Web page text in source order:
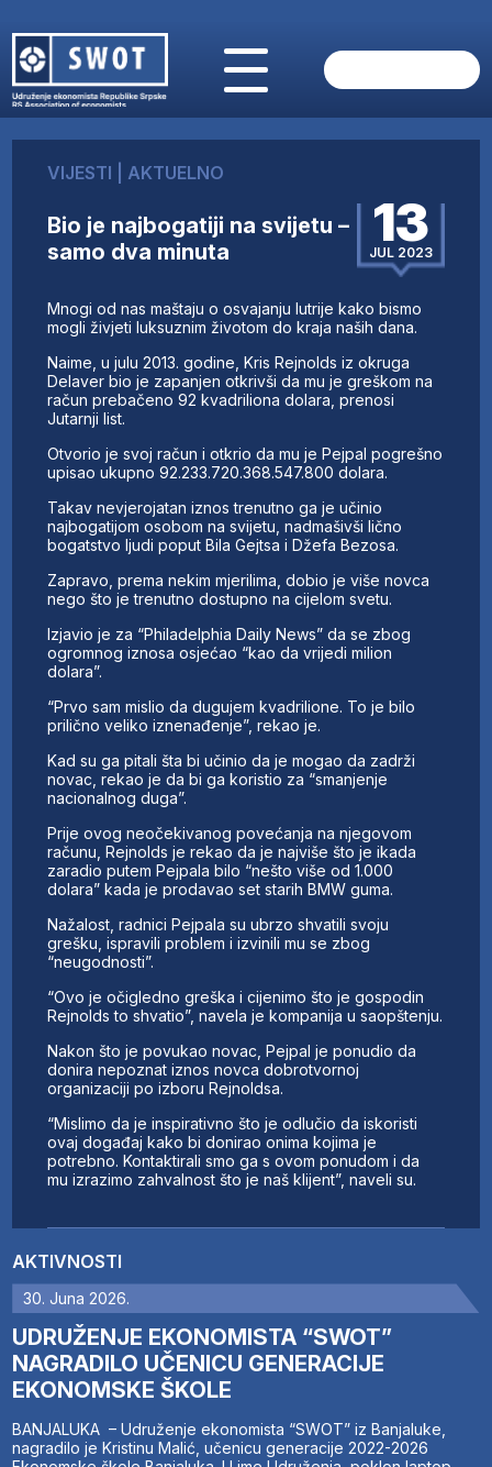
O NAMA
AKTUELNO
ANALIZE
FINANSIJE
IZ STRANIH MEDIJA
AKTIVNOSTI
SWOT INTERVJU
UČLANI SE
KONTAKT
AKTIVNOSTI
30. Juna 2026.
UDRUŽENJE EKONOMISTA “SWOT”
NAGRADILO UČENICU GENERACIJE
EKONOMSKE ŠKOLE
BANJALUKA – Udruženje ekonomista “SWOT” iz Banjaluke,
nagradilo je Kristinu Malić, učenicu generacije 2022-2026
VIJESTI AKTUELNO
Bio je najbogatiji na svijetu –
samo dva minuta
13
JUL 2023
Mnogi od nas maštaju o osvajanju lutrije kako bismo
mogli živjeti luksuznim životom do kraja naših dana.
Naime, u julu 2013. godine, Kris Rejnolds iz okruga
Delaver bio je zapanjen otkrivši da mu je greškom na
račun prebačeno 92 kvadriliona dolara, prenosi
Jutarnji list.
Otvorio je svoj račun i otkrio da mu je Pejpal pogrešno
upisao ukupno 92.233.720.368.547.800 dolara.
Takav nevjerojatan iznos trenutno ga je učinio
najbogatijom osobom na svijetu, nadmašivši lično
bogatstvo ljudi poput Bila Gejtsa i Džefa Bezosa.
Zapravo, prema nekim mjerilima, dobio je više novca
nego što je trenutno dostupno na cijelom svetu.
Izjavio je za “Philadelphia Daily News” da se zbog
ogromnog iznosa osjećao “kao da vrijedi milion
dolara”.
“Prvo sam mislio da dugujem kvadrilione. To je bilo
prilično veliko iznenađenje”, rekao je.
Kad su ga pitali šta bi učinio da je mogao da zadrži
novac, rekao je da bi ga koristio za “smanjenje
nacionalnog duga”.
Prije ovog neočekivanog povećanja na njegovom
računu, Rejnolds je rekao da je najviše što je ikada
zaradio putem Pejpala bilo “nešto više od 1.000
dolara” kada je prodavao set starih BMW guma.
Nažalost, radnici Pejpala su ubrzo shvatili svoju
grešku, ispravili problem i izvinili mu se zbog
“neugodnosti”.
“Ovo je očigledno greška i cijenimo što je gospodin
Rejnolds to shvatio”, navela je kompanija u saopštenju.
Nakon što je povukao novac, Pejpal je ponudio da
donira nepoznat iznos novca dobrotvornoj
organizaciji po izboru Rejnoldsa.
“Mislimo da je inspirativno što je odlučio da iskoristi
ovaj događaj kako bi donirao onima kojima je
potrebno. Kontaktirali smo ga s ovom ponudom i da
mu izrazimo zahvalnost što je naš klijent”, naveli su.